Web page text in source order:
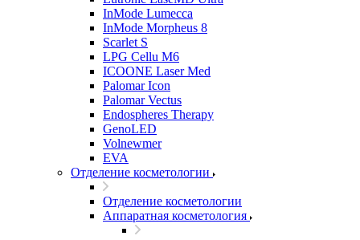
InMode Lumecca
InMode Morpheus 8
Scarlet S
LPG Cellu M6
ICOONE Laser Med
Palomar Icon
Palomar Vectus
Endospheres Therapy
GenoLED
Volnewmer
EVA
Отделение косметологии
Отделение косметологии
Аппаратная косметология